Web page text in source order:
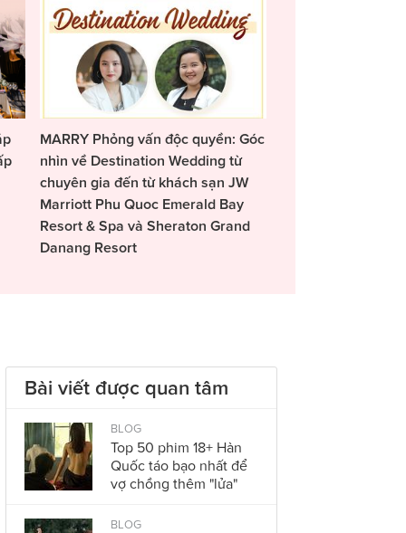
MARRY Phỏng vấn độc quyền: Góc
nhìn về Destination Wedding từ
chuyên gia đến từ khách sạn JW
Marriott Phu Quoc Emerald Bay
Resort & Spa và Sheraton Grand
Danang Resort
Bài viết được quan tâm
BLOG
Top 50 phim 18+ Hàn
Quốc táo bạo nhất để
vợ chồng thêm "lửa"
BLOG